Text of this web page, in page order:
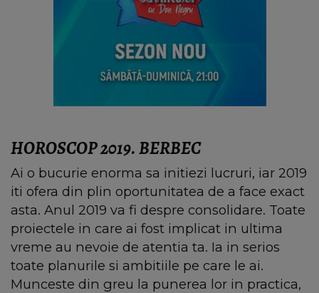
HOROSCOP 2019. BERBEC
Ai o bucurie enorma sa initiezi lucruri, iar 2019
iti ofera din plin oportunitatea de a face exact
asta. Anul 2019 va fi despre consolidare. Toate
proiectele in care ai fost implicat in ultima
vreme au nevoie de atentia ta. Ia in serios
toate planurile si ambitiile pe care le ai.
Munceste din greu la punerea lor in practica,